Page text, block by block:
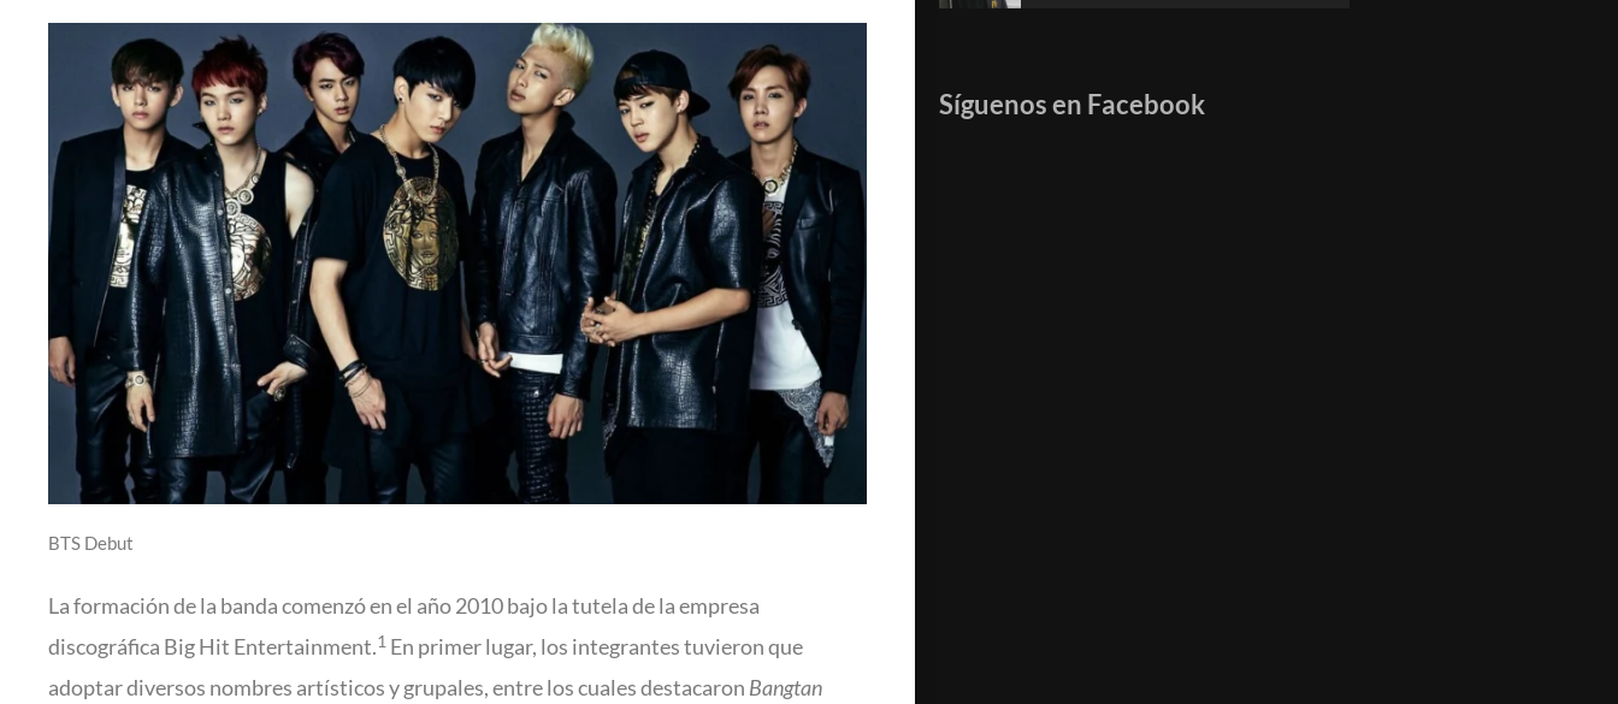
BTS Debut
La formación de la banda comenzó en el año 2010 bajo la tutela de la empresa
discográfica Big Hit Entertainment.1 En primer lugar, los integrantes tuvieron que
adoptar diversos nombres artísticos y grupales, entre los cuales destacaron Bangtan
Síguenos en Facebook